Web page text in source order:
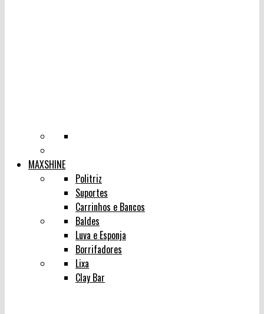
MAXSHINE
Politriz
Suportes
Carrinhos e Bancos
Baldes
Luva e Esponja
Borrifadores
Lixa
Clay Bar